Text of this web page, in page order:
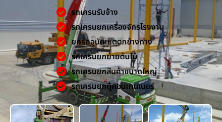
รถเครนรับจ้าง
รถเครนยกเครื่องจักรโรงงาน
ยกรถอุบัติเหตุตกข้างทาง
รถเครนยกย้ายต้นไม้
รถเครนยกสินค้าขนาดใหญ่
รถเครนยกตู้คอนเทนเนอร์